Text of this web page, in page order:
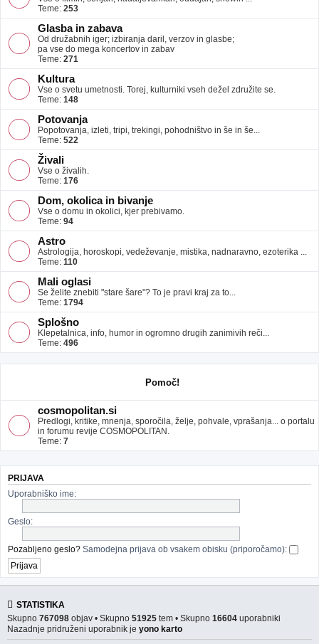
Teme: 253
Glasba in zabava
Od družabnih iger; izbiranja daril, verzov in glasbe;
pa vse do mega koncertov in zabav
Teme: 271
Kultura
Vse o svetu umetnosti. Torej, kulturniki vseh dežel združite se.
Teme: 148
Potovanja
Popotovanja, izleti, tripi, trekingi, pohodništvo in še in še...
Teme: 522
Živali
Vse o živalih.
Teme: 176
Dom, okolica in bivanje
Vse o domu in okolici, kjer prebivamo.
Teme: 94
Astro
Astrologija, horoskopi, vedeževanje, mistika, nadnaravno, ezoterika ...
Teme: 110
Mali oglasi
Se želite znebiti "stare šare"? To je pravi kraj za to...
Teme: 1794
Splošno
Klepetalnica, info, humor in ogromno drugih zanimivih reči...
Teme: 496
Pomoč!
cosmopolitan.si
Predlogi, kritike, mnenja, sporočila, želje, pohvale, vprašanja... o portalu
in forumu revije COSMOPOLITAN.
Teme: 7
PRIJAVA
Uporabniško ime:
Geslo:
Pozabljeno geslo? Samodejna prijava ob vsakem obisku (priporočamo):
STATISTIKA
Skupno 767098 objav • Skupno 51925 tem • Skupno 16604 uporabniki
Nazadnje pridruženi uporabnik je yono karto